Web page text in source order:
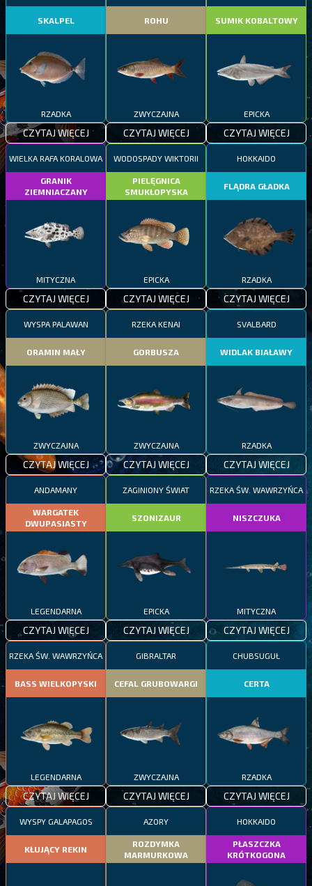
SKALPEL
RZADKA
CZYTAJ WIĘCEJ
ROHU
ZWYCZAJNA
CZYTAJ WIĘCEJ
SUMIK KOBALTOWY
EPICKA
CZYTAJ WIĘCEJ
WIELKA RAFA KORALOWA
GRANIK
ZIEMNIACZANY
MITYCZNA
CZYTAJ WIĘCEJ
WODOSPADY WIKTORII
PIELĘGNICA
SMUKŁOPYSKA
EPICKA
CZYTAJ WIĘCEJ
HOKKAIDO
FLĄDRA GŁADKA
RZADKA
CZYTAJ WIĘCEJ
WYSPA PALAWAN
ORAMIN MAŁY
ZWYCZAJNA
CZYTAJ WIĘCEJ
RZEKA KENAI
GORBUSZA
ZWYCZAJNA
CZYTAJ WIĘCEJ
SVALBARD
WIDLAK BIAŁAWY
RZADKA
CZYTAJ WIĘCEJ
ANDAMANY
WARGATEK
DWUPASIASTY
LEGENDARNA
CZYTAJ WIĘCEJ
ZAGINIONY ŚWIAT
SZONIZAUR
EPICKA
CZYTAJ WIĘCEJ
RZEKA ŚW. WAWRZYŃCA
NISZCZUKA
MITYCZNA
CZYTAJ WIĘCEJ
RZEKA ŚW. WAWRZYŃCA
BASS WIELKOPYSKI
LEGENDARNA
CZYTAJ WIĘCEJ
GIBRALTAR
CEFAL GRUBOWARGI
ZWYCZAJNA
CZYTAJ WIĘCEJ
CHUBSUGUŁ
CERTA
RZADKA
CZYTAJ WIĘCEJ
WYSPY GALAPAGOS
KŁUJĄCY REKIN
AZORY
ROZDYMKA
MARMURKOWA
HOKKAIDO
PŁASZCZKA
KRÓTKOGONA